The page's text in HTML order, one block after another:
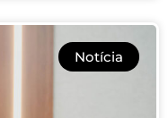
Notícia